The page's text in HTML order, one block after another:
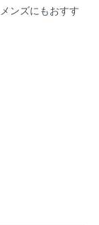
ンズにもおすす